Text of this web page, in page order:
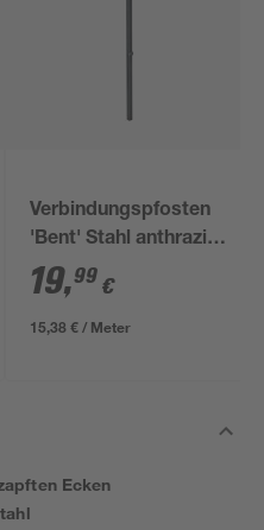
Verbindungspfosten
'Bent' Stahl anthrazit
4 x 4 x 130 cm
19,99 €
15,38 € / Meter
Ecken